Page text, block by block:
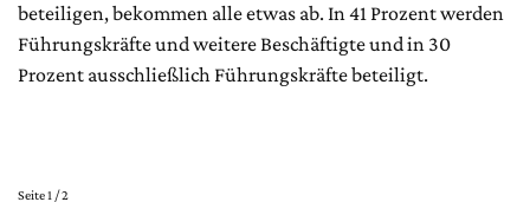
beteiligen, bekommen alle etwas ab. In 41 Prozent werden
Führungskräfte und weitere Beschäftigte und in 30
Prozent ausschließlich Führungskräfte beteiligt.
Seite 1 / 2